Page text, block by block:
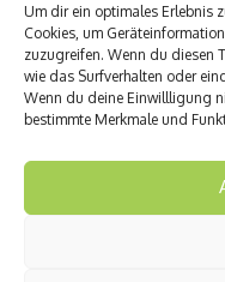
Um dir ein optimales Erlebnis
Cookies, um
zuzugreifen. Wenn du diesen
wie das Surfverhalten oder
Wenn du deine Einwillligung
bestimmte Merkmale und
Aktuelles